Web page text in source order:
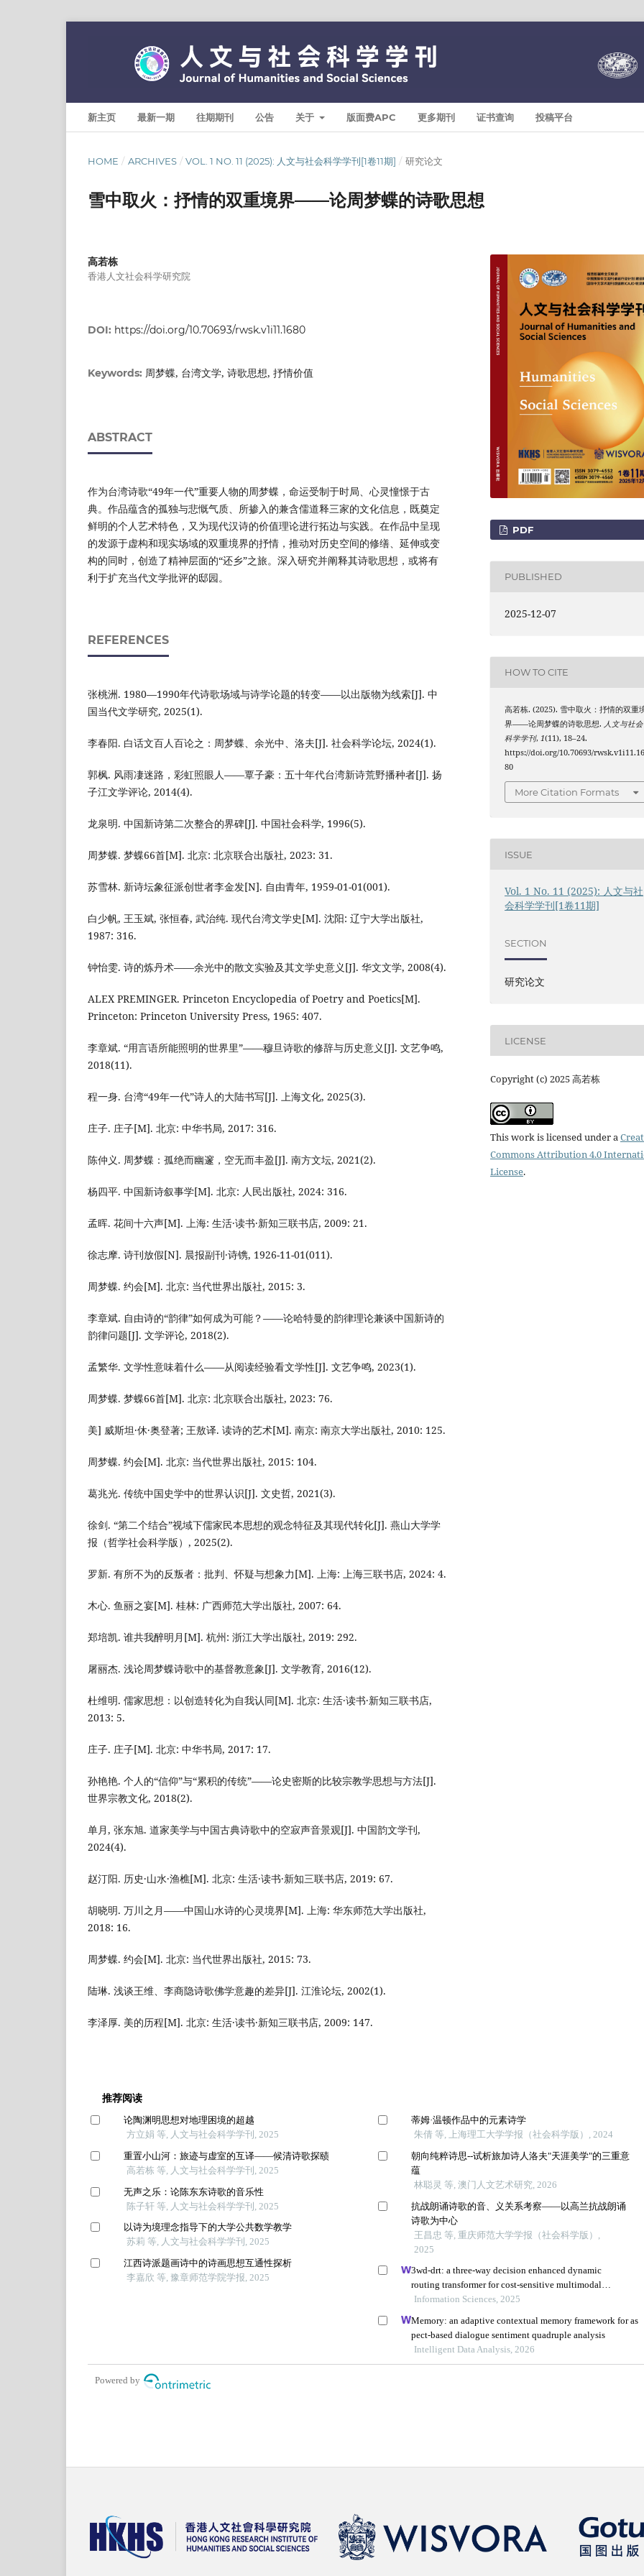
新主页 最新一期 往期期刊 公告 关于 版面费APC 更多期刊 证书查询 投稿平台
HOME / ARCHIVES / VOL. 1 NO. 11 (2025): 人文与社会科学学刊[1卷11期] / 研究论文
雪中取火：抒情的双重境界——论周梦蝶的诗歌思想
高若栋
香港人文社会科学研究院
DOI: https://doi.org/10.70693/rwsk.v1i11.1680
Keywords: 周梦蝶, 台湾文学, 诗歌思想, 抒情价值
ABSTRACT
作为台湾诗歌“49年一代”重要人物的周梦蝶，命运受制于时局、心灵憧憬于古
典。作品蕴含的孤独与悲慨气质、所掺入的兼含儒道释三家的文化信息，既奠定
鲜明的个人艺术特色，又为现代汉诗的价值理论进行拓边与实践。在作品中呈现
的发源于虚构和现实场域的双重境界的抒情，推动对历史空间的修缮、延伸或变
构的同时，创造了精神层面的“还乡”之旅。深入研究并阐释其诗歌思想，或将有
利于扩充当代文学批评的邸园。
REFERENCES
张桃洲. 1980—1990年代诗歌场域与诗学论题的转变——以出版物为线索[J]. 中
国当代文学研究, 2025(1).
李春阳. 白话文百人百论之：周梦蝶、余光中、洛夫[J]. 社会科学论坛, 2024(1).
郭枫. 风雨凄迷路，彩虹照眼人——覃子豪：五十年代台湾新诗荒野播种者[J]. 扬
子江文学评论, 2014(4).
龙泉明. 中国新诗第二次整合的界碑[J]. 中国社会科学, 1996(5).
周梦蝶. 梦蝶66首[M]. 北京: 北京联合出版社, 2023: 31.
苏雪林. 新诗坛象征派创世者李金发[N]. 自由青年, 1959-01-01(001).
白少帆, 王玉斌, 张恒春, 武治纯. 现代台湾文学史[M]. 沈阳: 辽宁大学出版社,
1987: 316.
钟怡雯. 诗的炼丹术——余光中的散文实验及其文学史意义[J]. 华文文学, 2008(4).
ALEX PREMINGER. Princeton Encyclopedia of Poetry and Poetics[M].
Princeton: Princeton University Press, 1965: 407.
李章斌. “用言语所能照明的世界里”——穆旦诗歌的修辞与历史意义[J]. 文艺争鸣,
2018(11).
程一身. 台湾“49年一代”诗人的大陆书写[J]. 上海文化, 2025(3).
庄子. 庄子[M]. 北京: 中华书局, 2017: 316.
陈仲义. 周梦蝶：孤绝而幽邃，空无而丰盈[J]. 南方文坛, 2021(2).
杨四平. 中国新诗叙事学[M]. 北京: 人民出版社, 2024: 316.
孟晖. 花间十六声[M]. 上海: 生活·读书·新知三联书店, 2009: 21.
徐志摩. 诗刊放假[N]. 晨报副刊·诗镌, 1926-11-01(011).
周梦蝶. 约会[M]. 北京: 当代世界出版社, 2015: 3.
李章斌. 自由诗的“韵律”如何成为可能？——论哈特曼的韵律理论兼谈中国新诗的
韵律问题[J]. 文学评论, 2018(2).
孟繁华. 文学性意味着什么——从阅读经验看文学性[J]. 文艺争鸣, 2023(1).
周梦蝶. 梦蝶66首[M]. 北京: 北京联合出版社, 2023: 76.
美] 威斯坦·休·奥登著; 王敖译. 读诗的艺术[M]. 南京: 南京大学出版社, 2010: 125.
周梦蝶. 约会[M]. 北京: 当代世界出版社, 2015: 104.
葛兆光. 传统中国史学中的世界认识[J]. 文史哲, 2021(3).
徐剑. “第二个结合”视域下儒家民本思想的观念特征及其现代转化[J]. 燕山大学学
报（哲学社会科学版）, 2025(2).
罗新. 有所不为的反叛者：批判、怀疑与想象力[M]. 上海: 上海三联书店, 2024: 4.
木心. 鱼丽之宴[M]. 桂林: 广西师范大学出版社, 2007: 64.
郑培凯. 谁共我醉明月[M]. 杭州: 浙江大学出版社, 2019: 292.
屠丽杰. 浅论周梦蝶诗歌中的基督教意象[J]. 文学教育, 2016(12).
杜维明. 儒家思想：以创造转化为自我认同[M]. 北京: 生活·读书·新知三联书店,
2013: 5.
庄子. 庄子[M]. 北京: 中华书局, 2017: 17.
孙艳艳. 个人的“信仰”与“累积的传统”——论史密斯的比较宗教学思想与方法[J].
世界宗教文化, 2018(2).
单月, 张东旭. 道家美学与中国古典诗歌中的空寂声音景观[J]. 中国韵文学刊,
2024(4).
赵汀阳. 历史·山水·渔樵[M]. 北京: 生活·读书·新知三联书店, 2019: 67.
胡晓明. 万川之月——中国山水诗的心灵境界[M]. 上海: 华东师范大学出版社,
2018: 16.
周梦蝶. 约会[M]. 北京: 当代世界出版社, 2015: 73.
陆琳. 浅谈王维、李商隐诗歌佛学意趣的差异[J]. 江淮论坛, 2002(1).
李泽厚. 美的历程[M]. 北京: 生活·读书·新知三联书店, 2009: 147.
PDF
PUBLISHED
2025-12-07
HOW TO CITE
高若栋. (2025). 雪中取火：抒情的双重
界——论周梦蝶的诗歌思想. 人文与社会
科学学刊,1(11), 18–24.
https://doi.org/10.70693/
80
More Citation Formats
ISSUE
Vol. 1 No. 11 (2025): 人文与社
会科学学刊[1卷11期]
SECTION
研究论文
LICENSE
Copyright (c) 2025 高若栋
This work is licensed under a
Commons Attribution 4.0
License.
推荐阅读
论陶渊明思想对地理困境的超越
方立娟 等, 人文与社会科学学刊, 2025
重置小山河：旅迹与虚室的互译——候清诗歌探赜
高若栋 等, 人文与社会科学学刊, 2025
无声之乐：论陈东东诗歌的音乐性
陈子轩 等, 人文与社会科学学刊, 2025
以诗为境理念指导下的大学公共数学教学
苏莉 等, 人文与社会科学学刊, 2025
江西诗派题画诗中的诗画思想互通性探析
李嘉欣 等, 豫章师范学院学报, 2025
蒂姆·温顿作品中的元素诗学
朱倩 等, 上海理工大学学报（社会科学版）, 2024
朝向纯粹诗思--试析旅加诗人洛夫"天涯美学"的三重意
蕴
林聪灵 等, 澳门人文艺术研究, 2026
抗战朗诵诗歌的音、义关系考察——以高兰抗战朗诵
诗歌为中心
王昌忠 等, 重庆师范大学学报（社会科学版）,
2025
3wd-drt: a three-way decision enhanced dynamic
routing transformer for cost-sensitive multimodal
sentiment analysis
Information Sciences, 2025
Memory: an adaptive contextual memory framework for as
pect-based dialogue sentiment quadruple analysis
Intelligent Data Analysis, 2026
Powered by